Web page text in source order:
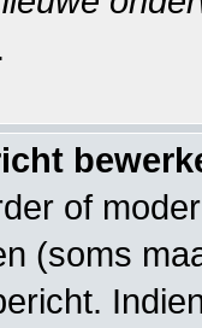
of
(soms